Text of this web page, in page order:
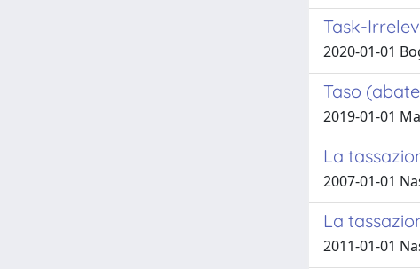
Task-
2020-01-01
Taso
2019-01-01
La
2007-01-01
La
2011-01-01